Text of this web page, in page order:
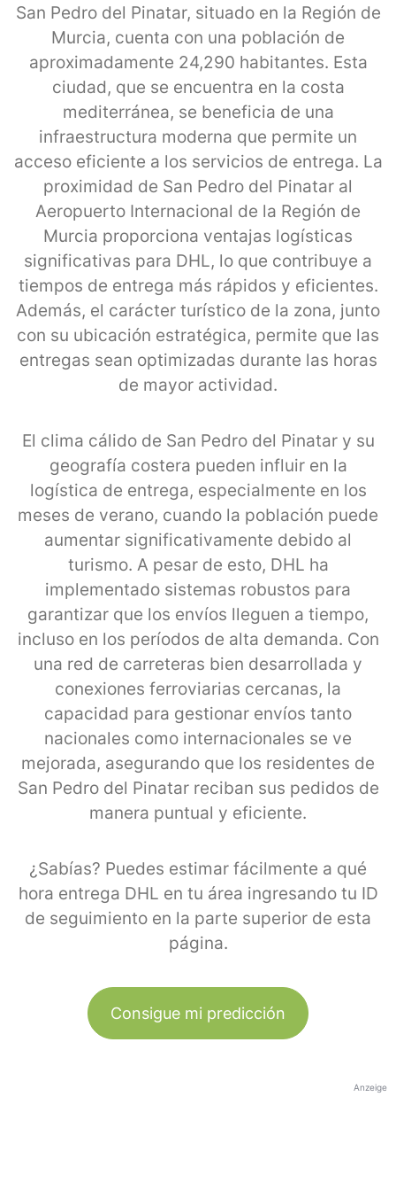
San Pedro del Pinatar, situado en la Región de
Murcia, cuenta con una población de
aproximadamente 24,290 habitantes. Esta
ciudad, que se encuentra en la costa
mediterránea, se beneficia de una
infraestructura moderna que permite un
acceso eficiente a los servicios de entrega. La
proximidad de San Pedro del Pinatar al
Aeropuerto Internacional de la Región de
Murcia proporciona ventajas logísticas
significativas para DHL, lo que contribuye a
tiempos de entrega más rápidos y eficientes.
Además, el carácter turístico de la zona, junto
con su ubicación estratégica, permite que las
entregas sean optimizadas durante las horas
de mayor actividad.
El clima cálido de San Pedro del Pinatar y su
geografía costera pueden influir en la
logística de entrega, especialmente en los
meses de verano, cuando la población puede
aumentar significativamente debido al
turismo. A pesar de esto, DHL ha
implementado sistemas robustos para
garantizar que los envíos lleguen a tiempo,
incluso en los períodos de alta demanda. Con
una red de carreteras bien desarrollada y
conexiones ferroviarias cercanas, la
capacidad para gestionar envíos tanto
nacionales como internacionales se ve
mejorada, asegurando que los residentes de
San Pedro del Pinatar reciban sus pedidos de
manera puntual y eficiente.
¿Sabías? Puedes estimar fácilmente a qué
hora entrega DHL en tu área ingresando tu ID
de seguimiento en la parte superior de esta
página.
Consigue mi predicción
Anzeige